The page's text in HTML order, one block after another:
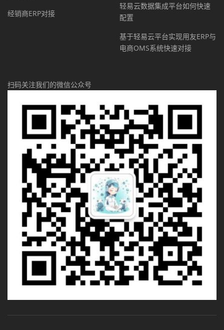
经销商ERP对接
轻易云数据集成平台如何快速
配置
基于轻易云平台实现用友ERP与
电商OMS系统快速对接
扫码关注我们的微信公众号